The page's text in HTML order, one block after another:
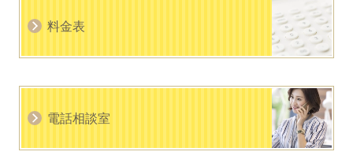
料金表
電話相談室